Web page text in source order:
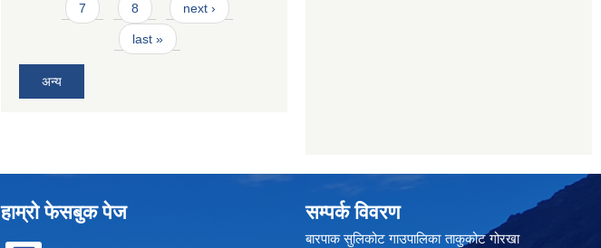
7 8 next ›
last »
अन्य
हाम्रो फेसबुक पेज सम्पर्क विवरण
बारपाक सुलिकोट गाउपालिका ताकुकोट गोरखा